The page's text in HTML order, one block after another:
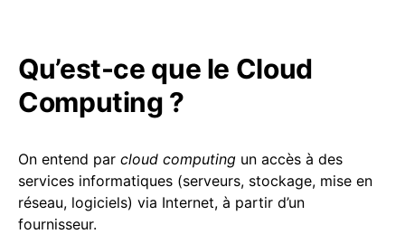
Qu’est-ce que le Cloud
Computing ?
On entend par cloud computing un accès à des
services informatiques (serveurs, stockage, mise en
réseau, logiciels) via Internet, à partir d’un
fournisseur.